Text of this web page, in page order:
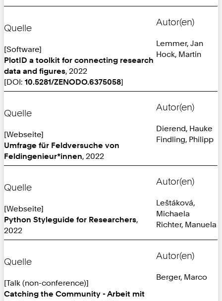
Quelle
[Software]
PlotID a toolkit for connecting research
data and figures, 2022
[DOI: 10.5281/ZENODO.6375058]
Autor(en)
Lemmer, Jan
Hock, Martin
Quelle
[Webseite]
Umfrage für Feldversuche von
Feldingenieur*innen, 2022
Autor(en)
Dierend, Hauke
Findling, Philipp
Quelle
[Webseite]
Python Styleguide for Researchers,
2022
Autor(en)
Leštáková,
Michaela
Richter, Manuela
Quelle
[Talk (non-conference)]
Catching the Community - Arbeit mit
Autor(en)
Berger, Marco